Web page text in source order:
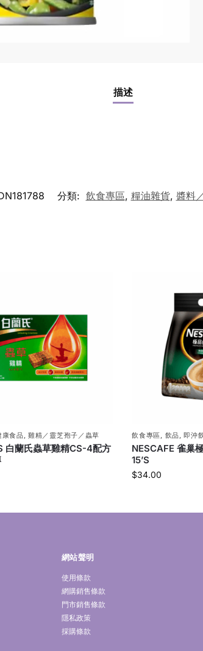
描述
分類: 飲食專區, 糧油雜貨, 醬料
康食品 ,雞精／靈芝孢子／蟲草
白蘭氏蟲草雞精CS-4配方
飲食專區 飲品 ,即沖
NESCAFE 雀巢
15’S
$34.00
網站聲明
使用條款
網購銷售條款
門市銷售條款
隱私政策
採購條款